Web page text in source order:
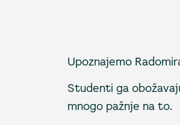
Upoznajemo
Studenti ga
mnogo pažnje na to.